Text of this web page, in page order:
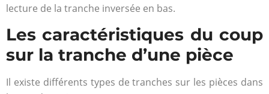
lecture de la tranche inversée en bas.
Les caractéristiques du coup
sur la tranche d’une pièce
Il existe différents types de tranches sur les pièces dans